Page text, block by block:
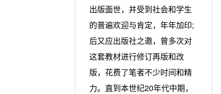
出版面世，并受到社会和学生
的普遍欢迎与肯定，年年加印;
后又应出版社之邀，曾多次对
这套教材进行修订再版和改
版，花费了笔者不少时间和精
力。直到本世纪20年代中期，